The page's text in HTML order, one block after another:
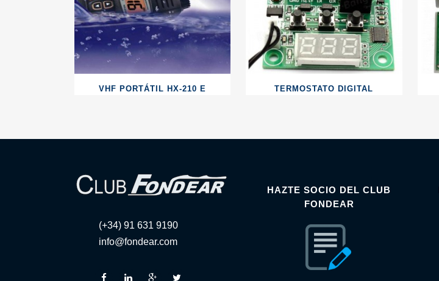
VHF PORTÁTIL HX-210 E TERMOSTATO DIGITAL
(+34) 91 631 9190
info@fondear.com
HAZTE SOCIO DEL CLUB
FONDEAR